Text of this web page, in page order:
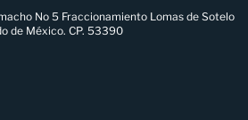
No 5 Fraccionamiento Lomas de Sotelo
de México. CP. 53390